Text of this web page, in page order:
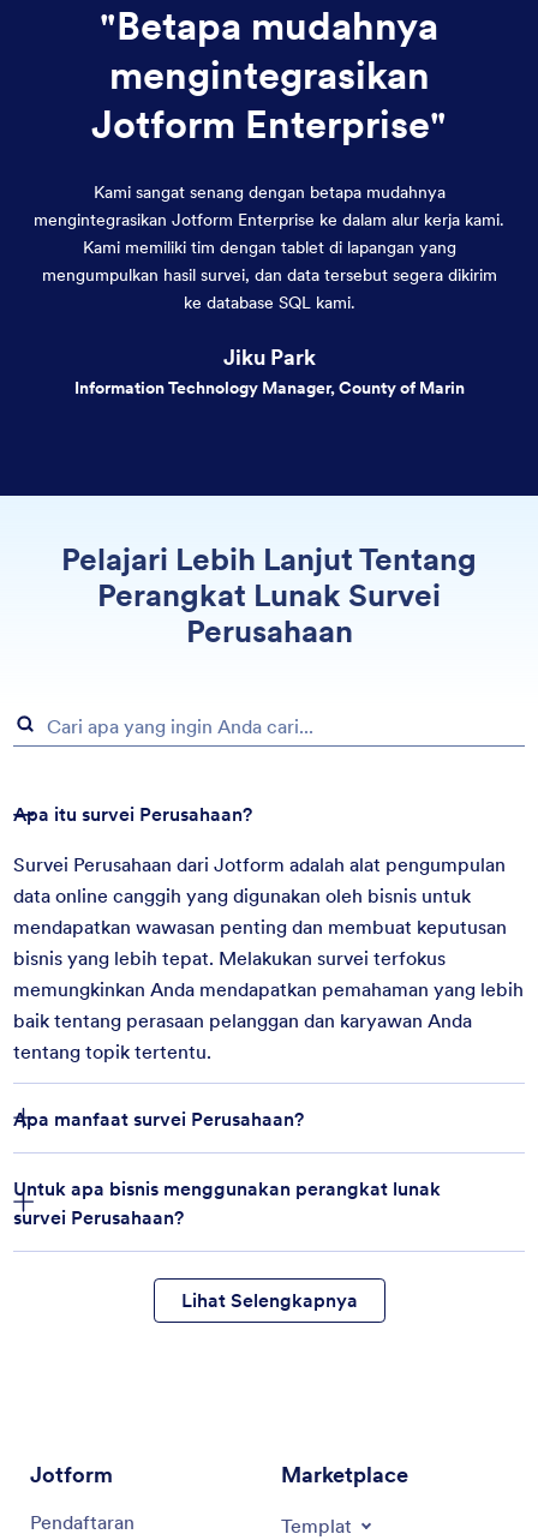
"Betapa mudahnya
mengintegrasikan
Jotform Enterprise"
Kami sangat senang dengan betapa mudahnya
mengintegrasikan Jotform Enterprise ke dalam alur kerja kami.
Kami memiliki tim dengan tablet di lapangan yang
mengumpulkan hasil survei, dan data tersebut segera dikirim
ke database SQL kami.
Jiku Park
Information Technology Manager, County of Marin
Pelajari Lebih Lanjut Tentang
Perangkat Lunak Survei
Perusahaan
Apa itu survei Perusahaan?
Survei Perusahaan dari Jotform adalah alat pengumpulan
data online canggih yang digunakan oleh bisnis untuk
mendapatkan wawasan penting dan membuat keputusan
bisnis yang lebih tepat. Melakukan survei terfokus
memungkinkan Anda mendapatkan pemahaman yang lebih
baik tentang perasaan pelanggan dan karyawan Anda
tentang topik tertentu.
Apa manfaat survei Perusahaan?
Untuk apa bisnis menggunakan perangkat lunak
survei Perusahaan?
Lihat Selengkapnya
Jotform
Pendaftaran
Marketplace
Templat